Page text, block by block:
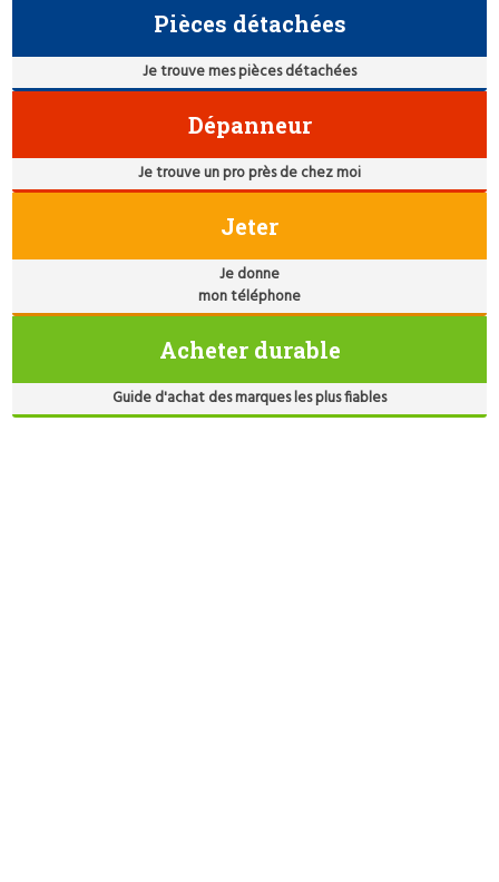
Pièces détachées
Je trouve mes pièces détachées
Dépanneur
Je trouve un pro près de chez moi
Jeter
Je donne
mon téléphone
Acheter durable
Guide d'achat des marques les plus fiables